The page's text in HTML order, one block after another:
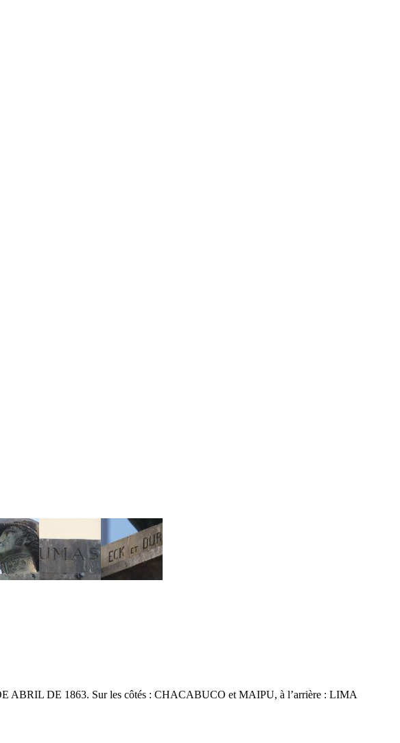
DE 1863. Sur les côtés : CHACABUCO et MAIPU, à l’arrière : LIMA